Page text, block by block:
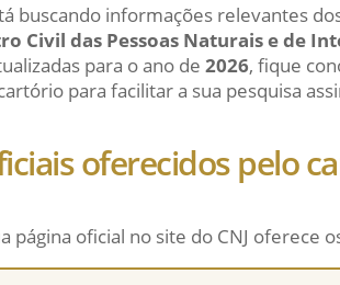
buscando informações relevantes
Civil das Pessoas Naturais e de
para o ano de 2026, fique
para facilitar a sua pesquisa
oferecidos pelo
página oficial no site do CNJ oferece